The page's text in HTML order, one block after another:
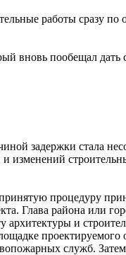
работы сразу по
вновь пообещал дать
задержки стала
изменений
процедуру
Глава района или
и
проектируемого
служб.